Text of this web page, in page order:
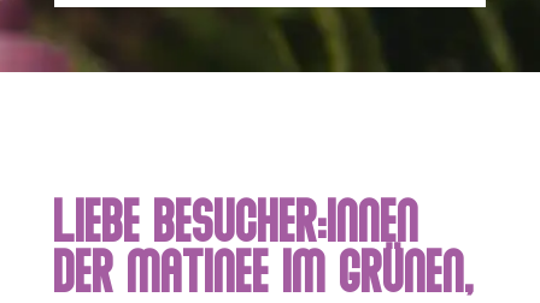
Liebe Besucher:innen
der Matinee im Grünen,